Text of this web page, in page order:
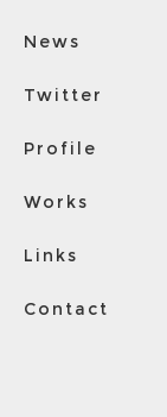
News
Twitter
Profile
Works
Links
Contact